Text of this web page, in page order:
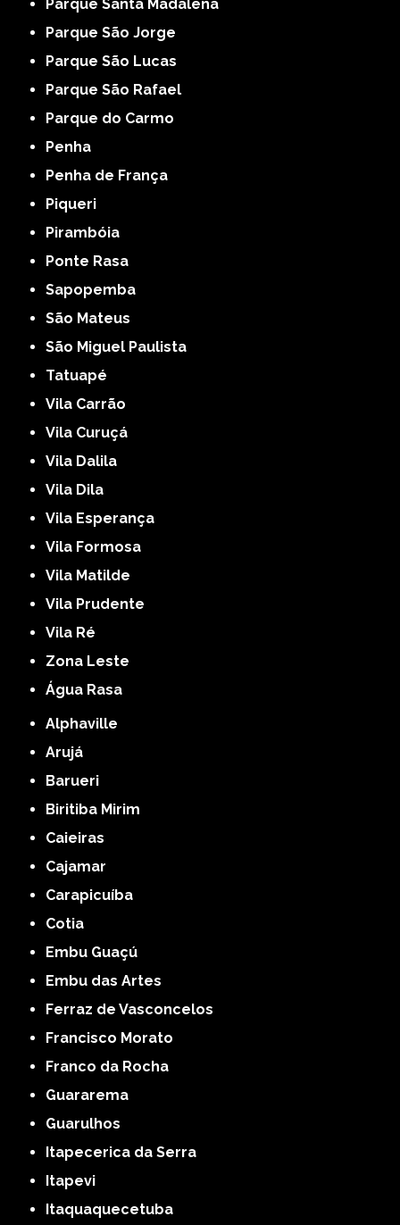
Parque Santa Madalena
Parque São Jorge
Parque São Lucas
Parque São Rafael
Parque do Carmo
Penha
Penha de França
Piqueri
Pirambóia
Ponte Rasa
Sapopemba
São Mateus
São Miguel Paulista
Tatuapé
Vila Carrão
Vila Curuçá
Vila Dalila
Vila Dila
Vila Esperança
Vila Formosa
Vila Matilde
Vila Prudente
Vila Ré
Zona Leste
Água Rasa
Alphaville
Arujá
Barueri
Biritiba Mirim
Caieiras
Cajamar
Carapicuíba
Cotia
Embu Guaçú
Embu das Artes
Ferraz de Vasconcelos
Francisco Morato
Franco da Rocha
Guararema
Guarulhos
Itapecerica da Serra
Itapevi
Itaquaquecetuba